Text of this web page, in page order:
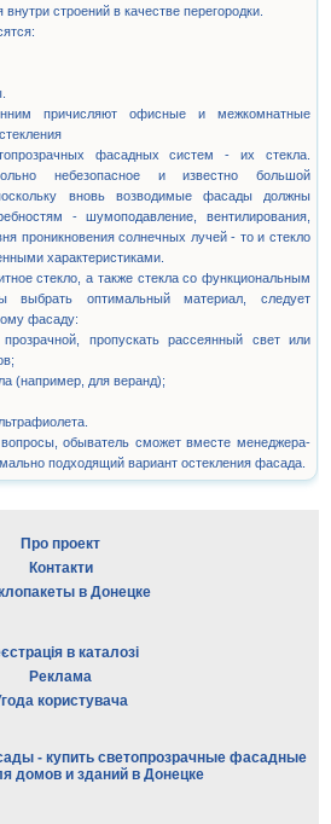
строений в качестве перегородки.
причисляют офисные и межкомнатные
фасадных систем - их стекла.
небезопасное и известно большой
вновь возводимые фасады должны
- шумоподавление, вентилирования,
проникновения солнечных лучей - то и стекло
характеристиками.
стекло, а также стекла со функциональным
выбрать оптимальный материал, следует
фасаду:
пропускать рассеянный свет или
(например, для веранд);
обыватель сможет вместе менеджера-
подходящий вариант остекления фасада.
Про проект
Контакти
в Донецке
в каталозі
Реклама
користувача
- купить светопрозрачные фасадные
домов и зданий в Донецке